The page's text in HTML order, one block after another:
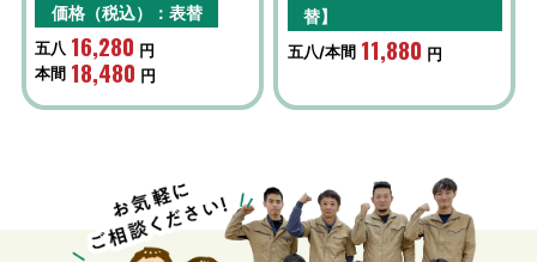
価格（税込）：表替
五八 16,280 円
本間 18,480 円
替】
五八/本間 11,880 円